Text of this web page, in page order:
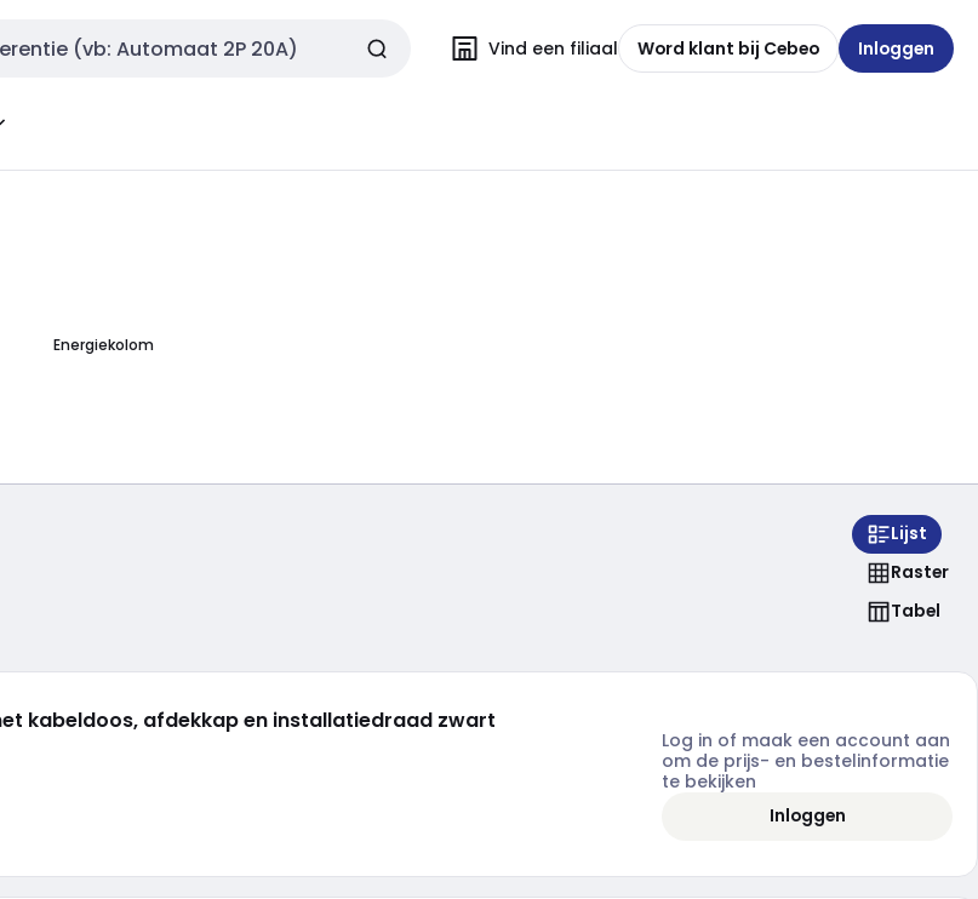
Vind een filiaal Word klant bij Cebeo Inloggen
Energiekolom
Lijst
Raster
Tabel
kabeldoos, afdekkap en installatiedraad zwart
Log in of maak een account aan
om de prijs- en bestelinformatie
te bekijken
Inloggen